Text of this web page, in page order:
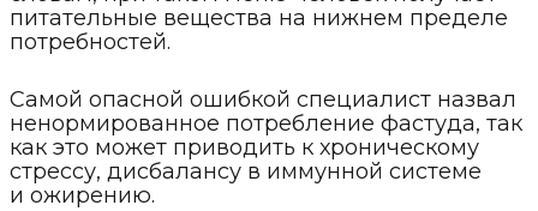
питательные вещества на нижнем пределе
потребностей.
Самой опасной ошибкой специалист назвал
ненормированное потребление фастуда, так
как это может приводить к хроническому
стрессу, дисбалансу в иммунной системе
и ожирению.